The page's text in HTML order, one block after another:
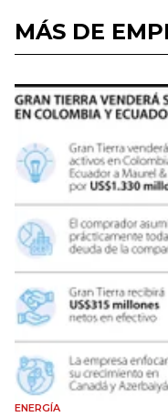
MÁS DE
ENERGÍA